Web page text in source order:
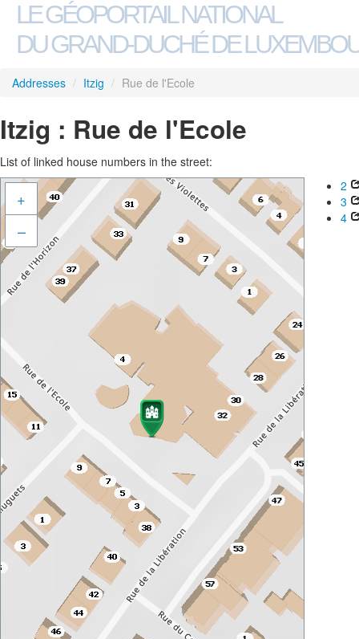
LE GÉOPORTAIL NATIONAL
DU GRAND-DUCHÉ DE
Addresses / Itzig / Rue de l'Ecole
Itzig : Rue de l'Ecole
List of linked house numbers in the street:
+
–
2
3
4